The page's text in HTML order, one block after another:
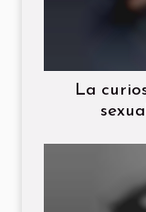
La